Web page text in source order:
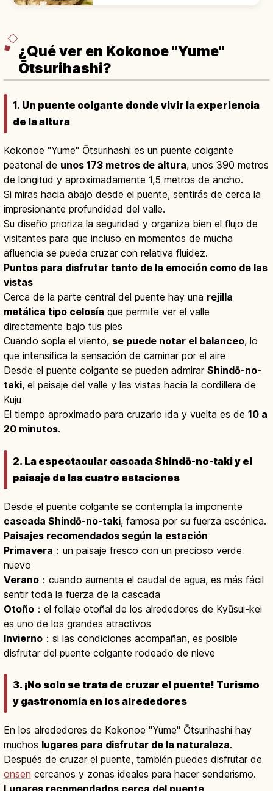
¿Qué ver en Kokonoe "Yume"
Ōtsurihashi?
1. Un puente colgante donde vivir la experiencia
de la altura
Kokonoe "Yume" Ōtsurihashi es un puente colgante
peatonal de unos 173 metros de altura, unos 390 metros
de longitud y aproximadamente 1,5 metros de ancho.
Si miras hacia abajo desde el puente, sentirás de cerca la
impresionante profundidad del valle.
Su diseño prioriza la seguridad y organiza bien el flujo de
visitantes para que incluso en momentos de mucha
afluencia se pueda cruzar con relativa fluidez.
Puntos para disfrutar tanto de la emoción como de las
vistas
Cerca de la parte central del puente hay una rejilla
metálica tipo celosía que permite ver el valle
directamente bajo tus pies
Cuando sopla el viento, se puede notar el balanceo, lo
que intensifica la sensación de caminar por el aire
Desde el puente colgante se pueden admirar Shindō-no-
taki, el paisaje del valle y las vistas hacia la cordillera de
Kuju
El tiempo aproximado para cruzarlo ida y vuelta es de 10 a
20 minutos.
2. La espectacular cascada Shindō-no-taki y el
paisaje de las cuatro estaciones
Desde el puente colgante se contempla la imponente
cascada Shindō-no-taki, famosa por su fuerza escénica.
Paisajes recomendados según la estación
Primavera ：un paisaje fresco con un precioso verde
nuevo
Verano ：cuando aumenta el caudal de agua, es más fácil
sentir toda la fuerza de la cascada
Otoño ：el follaje otoñal de los alrededores de Kyūsui-kei
es uno de los grandes atractivos
Invierno ：si las condiciones acompañan, es posible
disfrutar del puente colgante rodeado de nieve
3. ¡No solo se trata de cruzar el puente! Turismo
y gastronomía en los alrededores
En los alrededores de Kokonoe "Yume" Ōtsurihashi hay
muchos lugares para disfrutar de la naturaleza.
Después de cruzar el puente, también puedes disfrutar de
onsen cercanos y zonas ideales para hacer senderismo.